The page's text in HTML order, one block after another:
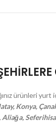
ürünleri
Konya,
Aliağa,